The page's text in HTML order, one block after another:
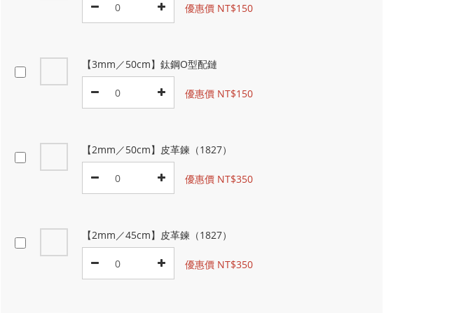
優惠價 NT$150
【3mm／50cm】鈦鋼O型配鏈
優惠價 NT$150
【2mm／50cm】皮革鍊（1827）
優惠價 NT$350
【2mm／45cm】皮革鍊（1827）
優惠價 NT$350